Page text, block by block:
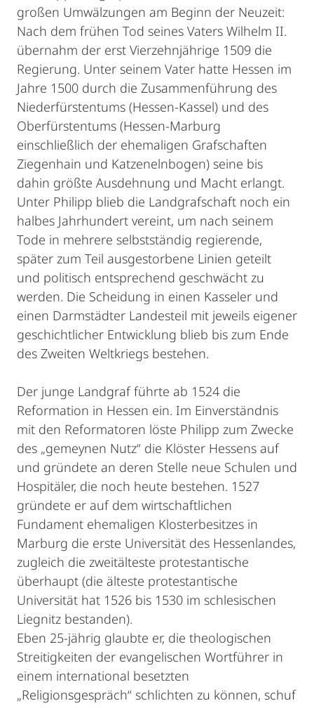
großen Umwälzungen am Beginn der Neuzeit:
Nach dem frühen Tod seines Vaters Wilhelm II.
übernahm der erst Vierzehnjährige 1509 die
Regierung. Unter seinem Vater hatte Hessen im
Jahre 1500 durch die Zusammenführung des
Niederfürstentums (Hessen-Kassel) und des
Oberfürstentums (Hessen-Marburg
einschließlich der ehemaligen Grafschaften
Ziegenhain und Katzenelnbogen) seine bis
dahin größte Ausdehnung und Macht erlangt.
Unter Philipp blieb die Landgrafschaft noch ein
halbes Jahrhundert vereint, um nach seinem
Tode in mehrere selbstständig regierende,
später zum Teil ausgestorbene Linien geteilt
und politisch entsprechend geschwächt zu
werden. Die Scheidung in einen Kasseler und
einen Darmstädter Landesteil mit jeweils eigener
geschichtlicher Entwicklung blieb bis zum Ende
des Zweiten Weltkriegs bestehen.
Der junge Landgraf führte ab 1524 die
Reformation in Hessen ein. Im Einverständnis
mit den Reformatoren löste Philipp zum Zwecke
des „gemeynen Nutz“ die Klöster Hessens auf
und gründete an deren Stelle neue Schulen und
Hospitäler, die noch heute bestehen. 1527
gründete er auf dem wirtschaftlichen
Fundament ehemaligen Klosterbesitzes in
Marburg die erste Universität des Hessenlandes,
zugleich die zweitälteste protestantische
überhaupt (die älteste protestantische
Universität hat 1526 bis 1530 im schlesischen
Liegnitz bestanden).
Eben 25-jährig glaubte er, die theologischen
Streitigkeiten der evangelischen Wortführer in
einem international besetzten
„Religionsgespräch“ schlichten zu können, schuf